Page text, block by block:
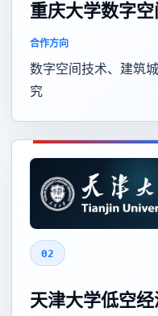
重庆大学数字
合作方向
数字空间技术、建筑
究
02
天津大学低空